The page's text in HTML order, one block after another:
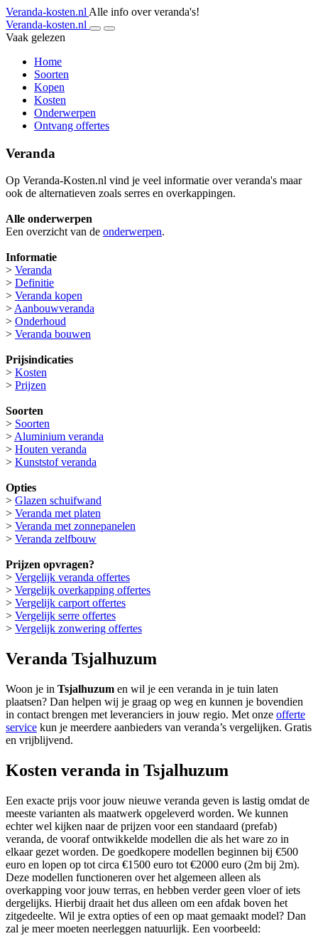
Veranda-kosten.nl Alle info over veranda's!
Veranda-kosten.nl
Vaak gelezen
Home
Soorten
Kopen
Kosten
Onderwerpen
Ontvang offertes
Veranda
Op Veranda-Kosten.nl vind je veel informatie over veranda's maar
ook de alternatieven zoals serres en overkappingen.
Alle onderwerpen
Een overzicht van de onderwerpen.
Informatie
> Veranda
> Definitie
> Veranda kopen
>Aanbouwveranda
> Onderhoud
> Veranda bouwen
Prijsindicaties
> Kosten
> Prijzen
Soorten
> Soorten
>Aluminium veranda
> Houten veranda
> Kunststof veranda
Opties
> Glazen schuifwand
> Veranda met platen
> Veranda met zonnepanelen
> Veranda zelfbouw
Prijzen opvragen?
> Vergelijk veranda offertes
> Vergelijk overkapping offertes
> Vergelijk carport offertes
> Vergelijk serre offertes
> Vergelijk zonwering offertes
Veranda Tsjalhuzum
Woon je in Tsjalhuzum en wil je een veranda in je tuin laten
plaatsen? Dan helpen wij je graag op weg en kunnen je bovendien
in contact brengen met leveranciers in jouw regio. Met onze offerte
service kun je meerdere aanbieders van veranda’s vergelijken. Gratis
en vrijblijvend.
Kosten veranda in Tsjalhuzum
Een exacte prijs voor jouw nieuwe veranda geven is lastig omdat de
meeste varianten als maatwerk opgeleverd worden. We kunnen
echter wel kijken naar de prijzen voor een standaard (prefab)
veranda, de vooraf ontwikkelde modellen die als het ware zo in
elkaar gezet worden. De goedkopere modellen beginnen bij €500
euro en lopen op tot circa €1500 euro tot €2000 euro (2m bij 2m).
Deze modellen functioneren over het algemeen alleen als
overkapping voor jouw terras, en hebben verder geen vloer of iets
dergelijks. Hierbij draait het dus alleen om een afdak boven het
zitgedeelte. Wil je extra opties of een op maat gemaakt model? Dan
zal je meer moeten neerleggen natuurlijk. Een voorbeeld: